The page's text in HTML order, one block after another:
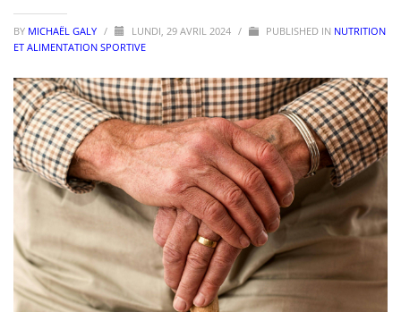
BY MICHAËL GALY / LUNDI, 29 AVRIL 2024 / PUBLISHED IN NUTRITION
ET ALIMENTATION SPORTIVE